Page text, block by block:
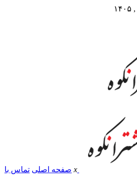
x صفحه اصلی تماس با